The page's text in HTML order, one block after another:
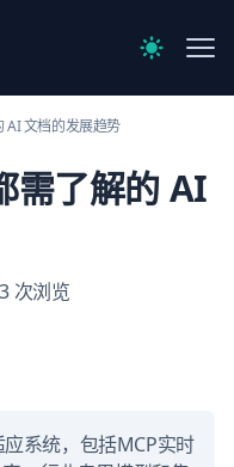
Switch
AI 文档的发展趋势
需了解的 AI
次浏览
系统，包括MCP实时